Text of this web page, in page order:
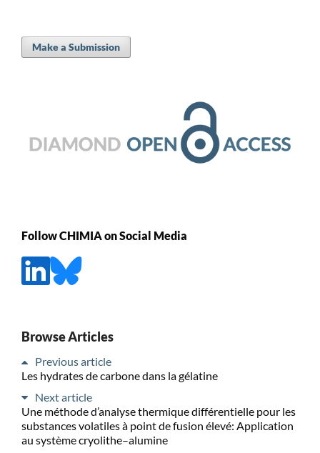
Make a Submission
Follow CHIMIA on Social Media
Browse Articles
Previous article
Les hydrates de carbone dans la gélatine
Next article
Une méthode d’analyse thermique différentielle pour les
substances volatiles à point de fusion élevé: Application
au système cryolithe–alumine